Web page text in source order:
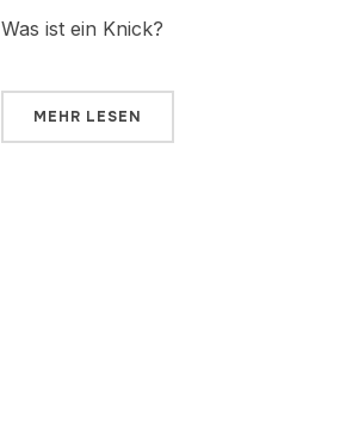
Was ist ein Knick?
MEHR LESEN